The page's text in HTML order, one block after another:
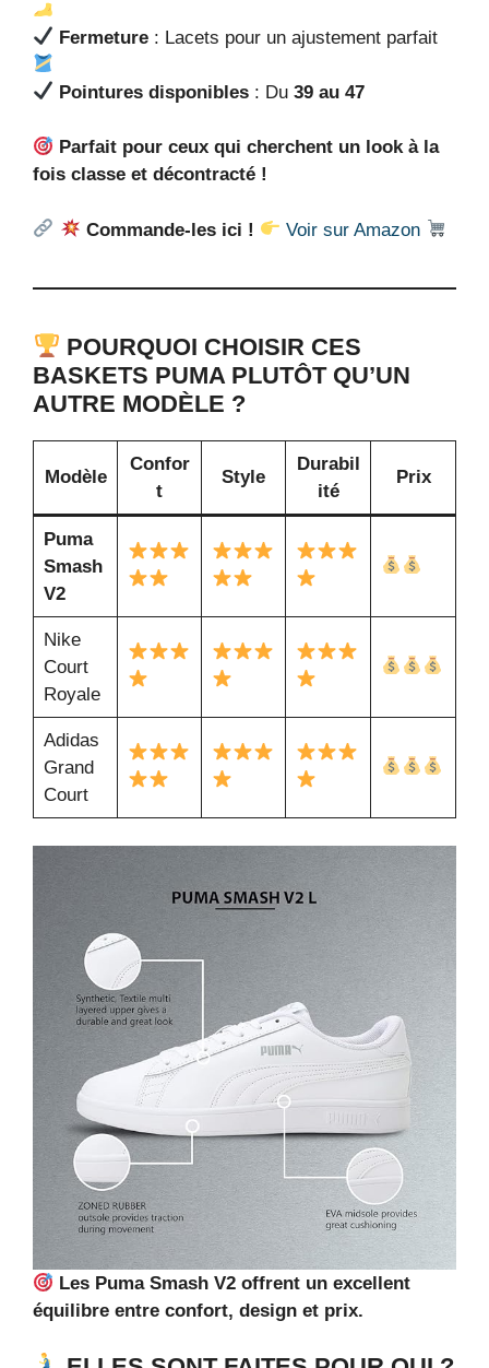
Fermeture : Lacets pour un ajustement parfait
Pointures disponibles : Du39 au 47
Parfait pour ceux qui cherchent un look à la
fois classe et décontracté !
Commande-les ici ! Voir sur Amazon
POURQUOI CHOISIR CES
BASKETS PUMA PLUTÔT QU’UN
AUTRE MODÈLE ?
Modèle
Confor
t
Style
Durabil
ité
Prix
Puma
Smash
V2
Nike
Court
Royale
Adidas
Grand
Court
Les Puma Smash V2 offrent un excellent
équilibre entre confort, design et prix.